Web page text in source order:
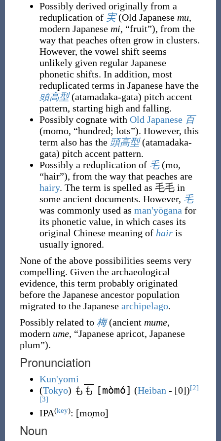
Possibly derived originally from a
reduplication of 実 (Old Japanese mu,
modern Japanese mi, “fruit”), from the
way that peaches often grow in clusters.
However, the vowel shift seems
unlikely given regular Japanese
phonetic shifts. In addition, most
reduplicated terms in Japanese have the
頭高型 (atamadaka-gata) pitch accent
pattern, starting high and falling.
Possibly cognate with Old Japanese 百
(momo, “hundred; lots”). However, this
term also has the 頭高型 (atamadaka-
gata) pitch accent pattern.
Possibly a reduplication of 毛 (mo,
“hair”), from the way that peaches are
hairy. The term is spelled as 毛毛in
some ancient documents. However, 毛
was commonly used as man'yōgana for
its phonetic value, in which cases its
original Chinese meaning of hairis
usually ignored.
None of the above possibilities seems very
compelling. Given the archaeological
evidence, this term probably originated
before the Japanese ancestor population
migrated to the Japanese archipelago.
Possibly related to 梅 (ancient mume,
modern ume, “Japanese apricot, Japanese
plum”).
Pronunciation
Kun'yomi
(Tokyo) も も [mòmó] (Heiban - [0])[2]
[3]
IPA(key): [mo̞mo̞]
Noun